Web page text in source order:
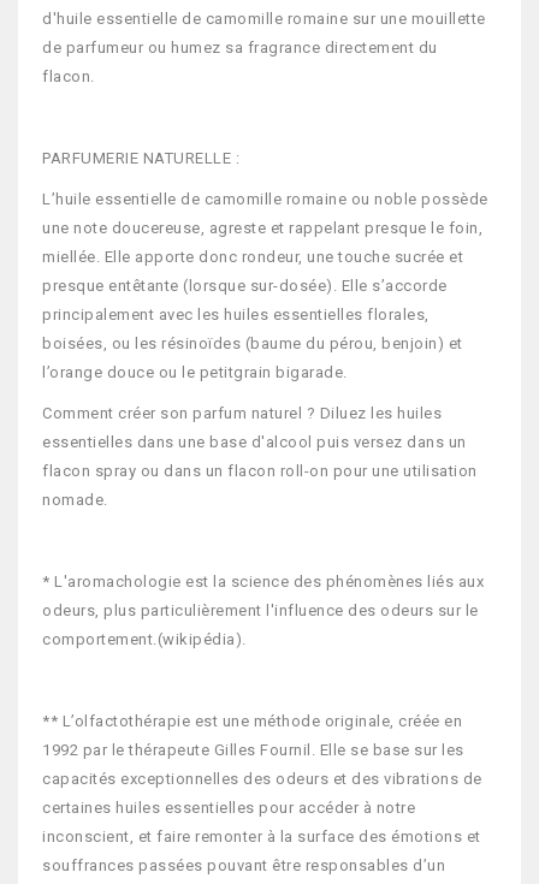
d'huile essentielle de camomille romaine sur une mouillette
de parfumeur ou humez sa fragrance directement du
flacon.
PARFUMERIE NATURELLE :
L’huile essentielle de camomille romaine ou noble possède
une note doucereuse, agreste et rappelant presque le foin,
miellée. Elle apporte donc rondeur, une touche sucrée et
presque entêtante (lorsque sur-dosée). Elle s’accorde
principalement avec les huiles essentielles florales,
boisées, ou les résinoïdes (baume du pérou, benjoin) et
l’orange douce ou le petitgrain bigarade.
Comment créer son parfum naturel ? Diluez les huiles
essentielles dans une base d'alcool puis versez dans un
flacon spray ou dans un flacon roll-on pour une utilisation
nomade.
* L'aromachologie est la science des phénomènes liés aux
odeurs, plus particulièrement l'influence des odeurs sur le
comportement.(wikipédia).
** L’olfactothérapie est une méthode originale, créée en
1992 par le thérapeute Gilles Fournil. Elle se base sur les
capacités exceptionnelles des odeurs et des vibrations de
certaines huiles essentielles pour accéder à notre
inconscient, et faire remonter à la surface des émotions et
souffrances passées pouvant être responsables d’un